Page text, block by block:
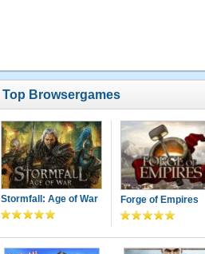
Top Browsergames
Stormfall: Age of War Forge of Empires